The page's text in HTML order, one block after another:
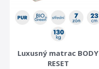
Luxusný matrac BODY
RESET